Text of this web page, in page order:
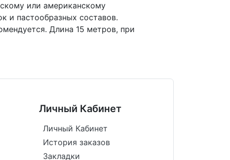
или американскому
и пастообразных составов.
Длина 15 метров, при
Личный Кабинет
Личный Кабинет
История заказов
Закладки